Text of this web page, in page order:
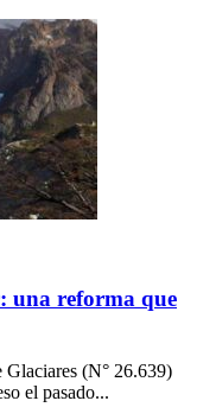
una reforma que
(N° 26.639)
el pasado...